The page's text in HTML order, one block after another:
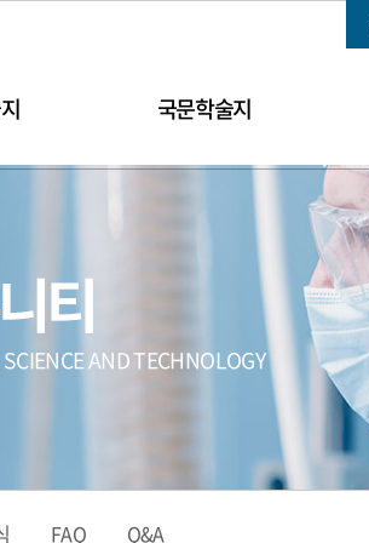
국문학술지
티
SCIENCE AND TECHNOLOGY
FAQ Q&A